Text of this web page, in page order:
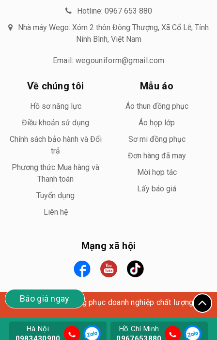
Báo giá ngay
Hotline: 0967 653 880
Nhà máy Wego: Xóm 2 thôn Đông Thượng, Xã Cổ Lễ, Tỉnh
Ninh Bình, Việt Nam
Email: wegouniform@gmail.com
Về chúng tôi
Hồ sơ năng lực
Điều khoản sử dụng
Chính sách bảo hành và Đổi
trả
Phương thức Mua hàng và
Thanh toán
Tuyển dụng
Liên hệ
Mẫu áo
Áo thun đồng phục
Áo họp lớp
Sơ mi đồng phục
Đơn hàng đã may
Mời hợp tác
Lấy báo giá
Mạng xã hội
Wego Uniform – Đồng phục doanh nghiệp chất lượng cao
Hà Nội
Hồ Chí Minh